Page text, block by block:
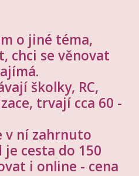
o jiné téma,
chci se věnovat
školky, RC,
trvají cca 60 -
v ní zahrnuto
cesta do 150
i online - cena